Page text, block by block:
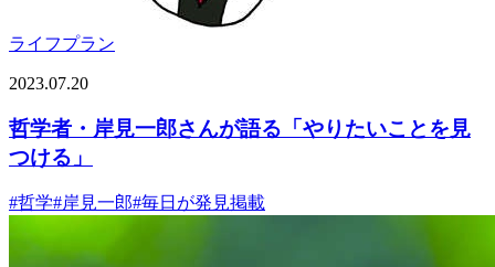
ライフプラン
2023.07.20
哲学者・岸見一郎さんが語る「やりたいことを見
つける」
#哲学#岸見一郎#毎日が発見掲載